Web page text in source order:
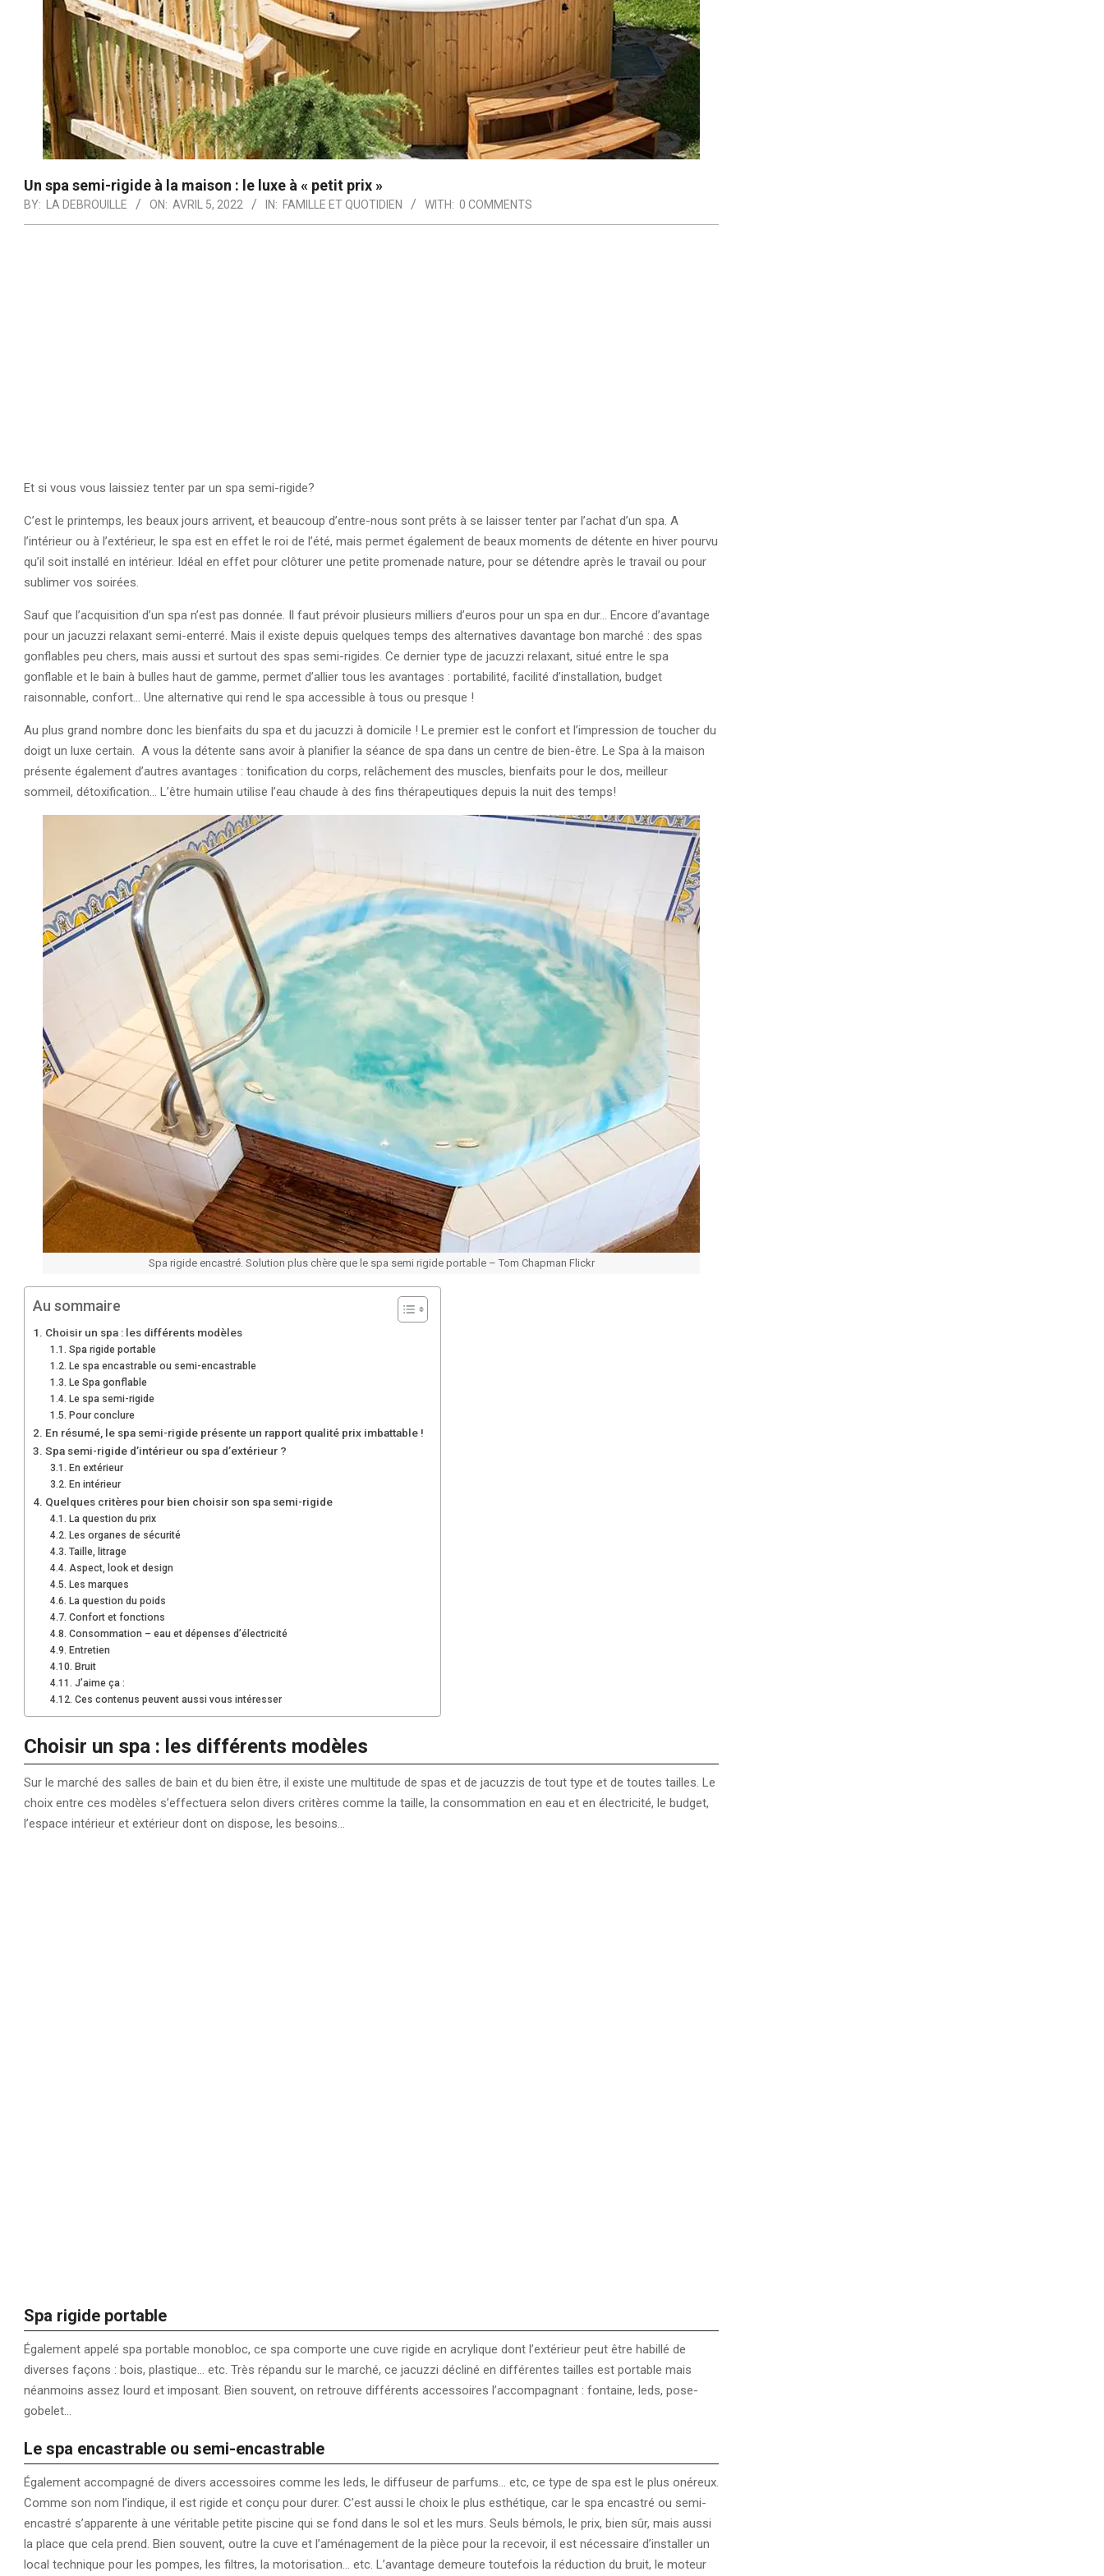
Un spa semi-rigide à la maison : le luxe à « petit prix »
BY: LA DEBROUILLE ON: AVRIL 5, 2022 IN: FAMILLE ET QUOTIDIEN WITH: 0 COMMENTS
Et si vous vous laissiez tenter par un spa semi-rigide?
C’est le printemps, les beaux jours arrivent, et beaucoup d’entre-nous sont prêts à se laisser tenter par l’achat d’un spa. A
l’intérieur ou à l’extérieur, le spa est en effet le roi de l’été, mais permet également de beaux moments de détente en hiver pourvu
qu’il soit installé en intérieur. Idéal en effet pour clôturer une petite promenade nature, pour se détendre après le travail ou pour
sublimer vos soirées.
Sauf que l’acquisition d’un spa n’est pas donnée. Il faut prévoir plusieurs milliers d’euros pour un spa en dur… Encore d’avantage
pour un jacuzzi relaxant semi-enterré. Mais il existe depuis quelques temps des alternatives davantage bon marché : des spas
gonflables peu chers, mais aussi et surtout des spas semi-rigides. Ce dernier type de jacuzzi relaxant, situé entre le spa
gonflable et le bain à bulles haut de gamme, permet d’allier tous les avantages : portabilité, facilité d’installation, budget
raisonnable, confort… Une alternative qui rend le spa accessible à tous ou presque !
Au plus grand nombre donc les bienfaits du spa et du jacuzzi à domicile ! Le premier est le confort et l’impression de toucher du
doigt un luxe certain. A vous la détente sans avoir à planifier la séance de spa dans un centre de bien-être. Le Spa à la maison
présente également d’autres avantages : tonification du corps, relâchement des muscles, bienfaits pour le dos, meilleur
sommeil, détoxification… L’être humain utilise l’eau chaude à des fins thérapeutiques depuis la nuit des temps!
Spa rigide encastré. Solution plus chère que le spa semi rigide portable – Tom Chapman Flickr
Au sommaire
Choisir un spa : les différents modèles
Spa rigide portable
Le spa encastrable ou semi-encastrable
Le Spa gonflable
Le spa semi-rigide
Pour conclure
En résumé, le spa semi-rigide présente un rapport qualité prix imbattable !
Spa semi-rigide d’intérieur ou spa d’extérieur ?
En extérieur
En intérieur
Quelques critères pour bien choisir son spa semi-rigide
La question du prix
Les organes de sécurité
Taille, litrage
Aspect, look et design
Les marques
La question du poids
Confort et fonctions
Consommation – eau et dépenses d’électricité
Entretien
Bruit
J’aime ça :
Ces contenus peuvent aussi vous intéresser
Choisir un spa : les différents modèles
Sur le marché des salles de bain et du bien être, il existe une multitude de spas et de jacuzzis de tout type et de toutes tailles. Le
choix entre ces modèles s’effectuera selon divers critères comme la taille, la consommation en eau et en électricité, le budget,
l’espace intérieur et extérieur dont on dispose, les besoins…
Spa rigide portable
Également appelé spa portable monobloc, ce spa comporte une cuve rigide en acrylique dont l’extérieur peut être habillé de
diverses façons : bois, plastique… etc. Très répandu sur le marché, ce jacuzzi décliné en différentes tailles est portable mais
néanmoins assez lourd et imposant. Bien souvent, on retrouve différents accessoires l’accompagnant : fontaine, leds, pose-
gobelet…
Le spa encastrable ou semi-encastrable
Également accompagné de divers accessoires comme les leds, le diffuseur de parfums… etc, ce type de spa est le plus onéreux.
Comme son nom l’indique, il est rigide et conçu pour durer. C’est aussi le choix le plus esthétique, car le spa encastré ou semi-
encastré s’apparente à une véritable petite piscine qui se fond dans le sol et les murs. Seuls bémols, le prix, bien sûr, mais aussi
la place que cela prend. Bien souvent, outre la cuve et l’aménagement de la pièce pour la recevoir, il est nécessaire d’installer un
local technique pour les pompes, les filtres, la motorisation… etc. L’avantage demeure toutefois la réduction du bruit, le moteur